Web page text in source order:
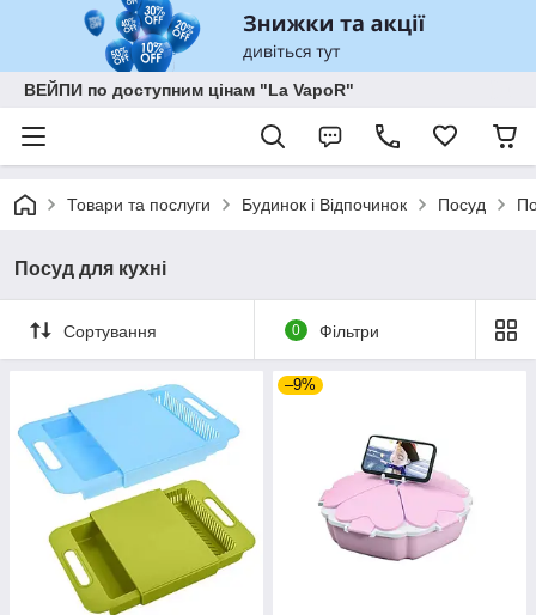
ВЕЙПИ по доступним цінам "La VapoR"
Товари та послуги Будинок і Відпочинок Посуд
Посуд для кухні
Сортування 0 Фільтри
–9%